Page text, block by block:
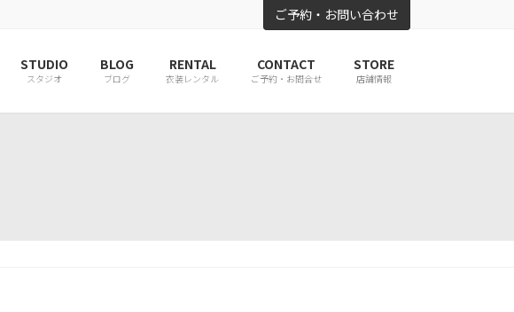
ご予約・お問い合わせ
STUDIO
スタジオ
BLOG
ブログ
RENTAL
衣装レンタル
CONTACT
ご予約・お問合せ
STORE
店舗情報